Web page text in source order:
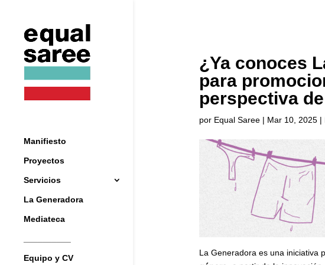
Manifiesto
Proyectos
Servicios
La Generadora
Mediateca
Equipo y CV
¿Ya conoces
para
perspectiva
por Equal Saree| Mar 10, 2025|
La Generadora es una iniciativa